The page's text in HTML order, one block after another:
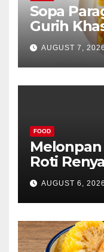
Sopa
Gurih
Unik
AUGUST 7,
FOOD
Roti
Lembut
AUGUST 6, 2026